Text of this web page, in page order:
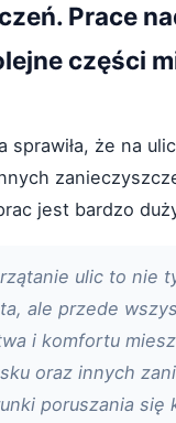
Prace
części
sprawiła, że na
jest bardzo
ulic to nie
ale przede
i komfortu
oraz innych
poruszania się